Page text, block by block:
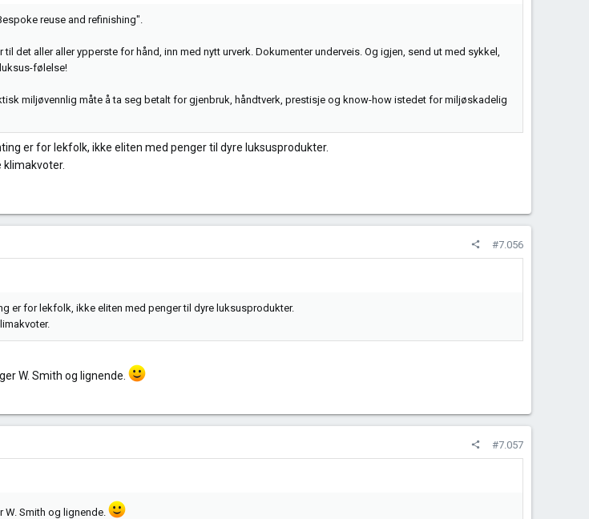
reuse and refinishing".
det aller aller ypperste for hånd, inn med nytt urverk. Dokumenter underveis. Og igjen, send ut med sykkel,
følelse!
miljøvennlig måte å ta seg betalt for gjenbruk, håndtverk, prestisje og know-how istedet for miljøskadelig
er for lekfolk, ikke eliten med penger til dyre luksusprodukter.
klimakvoter.
#7.056
er for lekfolk, ikke eliten med penger til dyre luksusprodukter.
W. Smith og lignende.
#7.057
W. Smith og lignende.